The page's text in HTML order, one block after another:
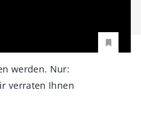
werden. Nur:
verraten Ihnen